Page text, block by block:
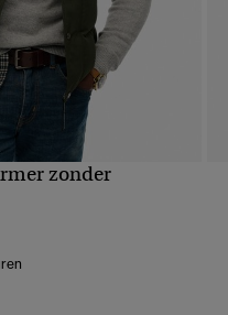
WEERGAVE
zonder